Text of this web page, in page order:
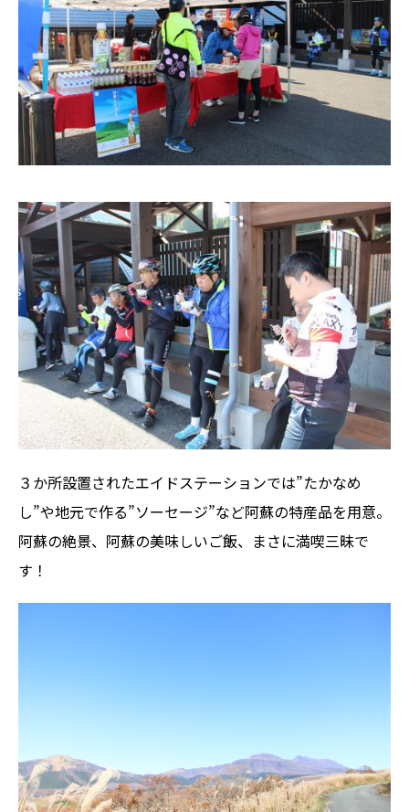
３か所設置されたエイドステーションでは”たかなめ
し”や地元で作る”ソーセージ”など阿蘇の特産品を用意。
阿蘇の絶景、阿蘇の美味しいご飯、まさに満喫三昧で
す！